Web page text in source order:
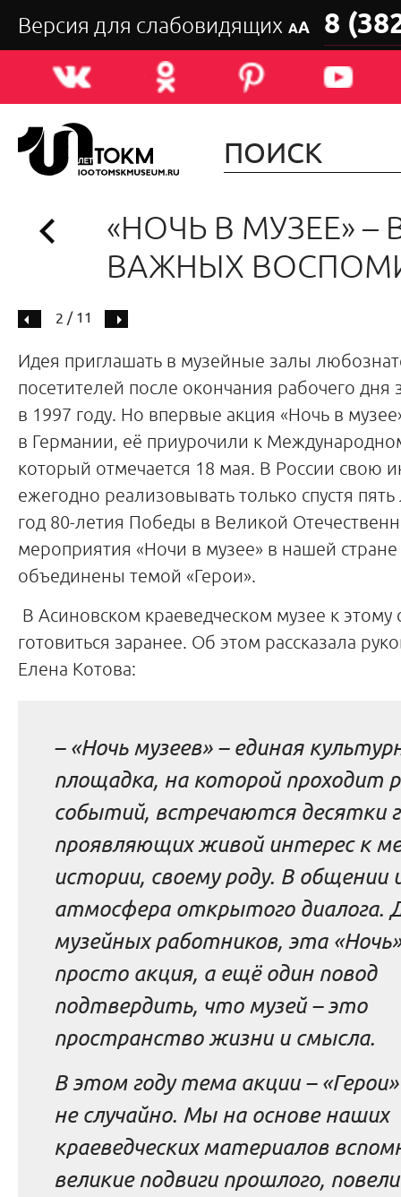
Версия для слабовидящих АА 8
«НОЧЬ В МУЗЕЕ» –
ВАЖНЫХ
2 / 11
Идея приглашать в музейные залы
посетителей после окончания рабочего дня
в 1997 году. Но впервые акция «Ночь в
в Германии, её приурочили к
который отмечается 18 мая. В России свою
ежегодно реализовывать только спустя пять
год 80-летия Победы в Великой
мероприятия «Ночи в музее» в нашей
объединены темой «Герои».
В Асиновском краеведческом музее к
готовиться заранее. Об этом рассказала
Елена Котова:
– «Ночь музеев» – единая
площадка, на которой проходит
событий, встречаются десятки
проявляющих живой интерес к
истории, своему роду. В общении
атмосфера открытого диалога.
музейных работников, эта
просто акция, а ещё один повод
подтвердить, что музей – это
пространство жизни и смысла.
В этом году тема акции –
не случайно. Мы на основе наших
краеведческих материалов
великие подвиги прошлого,